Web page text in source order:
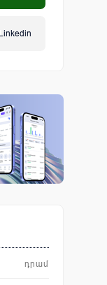
դրամ